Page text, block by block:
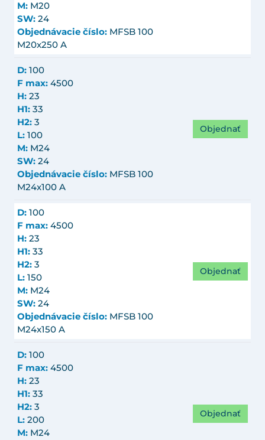
M: M20
SW: 24
Objednávacie číslo: MFSB 100
M20x250 A
D: 100
F max: 4500
H: 23
H1: 33
H2: 3
L: 100
M: M24
SW: 24
Objednávacie číslo: MFSB 100
M24x100 A
Objednať
D: 100
F max: 4500
H: 23
H1: 33
H2: 3
L: 150
M: M24
SW: 24
Objednávacie číslo: MFSB 100
M24x150 A
Objednať
D: 100
F max: 4500
H: 23
H1: 33
H2: 3
L: 200
M: M24
Objednať